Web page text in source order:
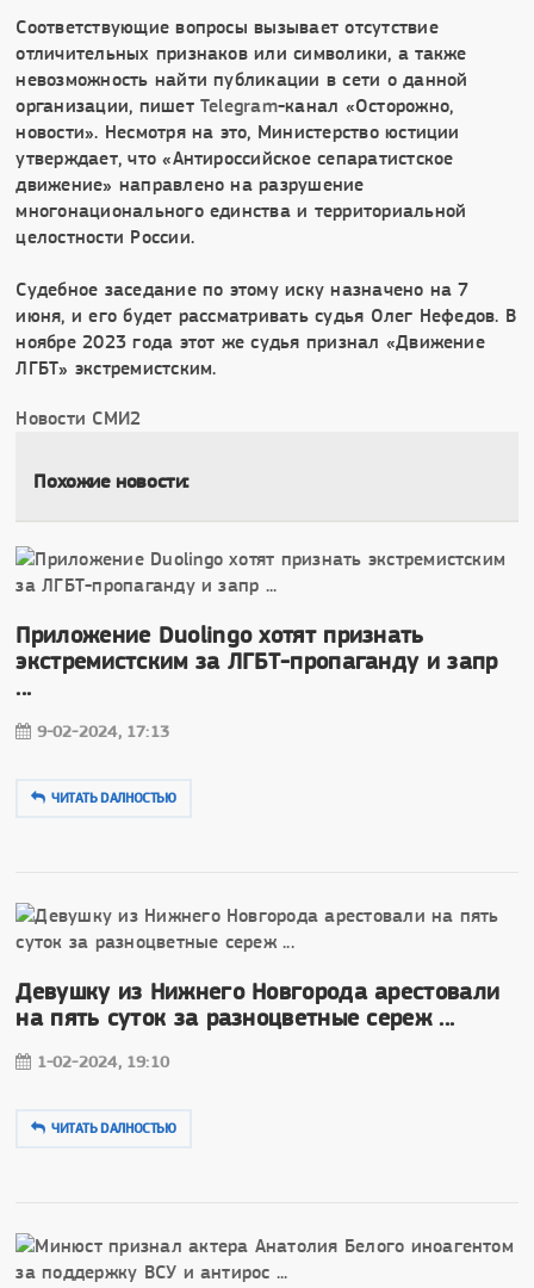
Соответствующие вопросы вызывает отсутствие
отличительных признаков или символики, а также
невозможность найти публикации в сети о данной
организации, пишет Telegram-канал «Осторожно,
новости». Несмотря на это, Министерство юстиции
утверждает, что «Антироссийское сепаратистское
движение» направлено на разрушение
многонационального единства и территориальной
целостности России.
Судебное заседание по этому иску назначено на 7
июня, и его будет рассматривать судья Олег Нефедов. В
ноябре 2023 года этот же судья признал «Движение
ЛГБТ» экстремистским.
Новости СМИ2
Похожие новости:
Приложение Duolingo хотят признать
экстремистским за ЛГБТ-пропаганду и запр
...
9-02-2024, 17:13
ЧИТАТЬ DAЛНОСТЬЮ
Девушку из Нижнего Новгорода арестовали
на пять суток за разноцветные сереж ...
1-02-2024, 19:10
ЧИТАТЬ DAЛНОСТЬЮ